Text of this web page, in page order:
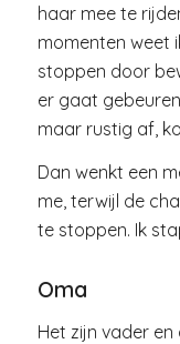
haar mee te
momenten weet
stoppen door
er gaat
maar rustig af,
Dan wenkt een
me, terwijl de
te stoppen. Ik
Oma
Het zijn vader